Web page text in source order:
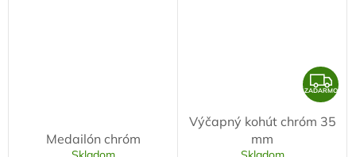
Medailón chróm
Z
A
D
ZADARMO
Výčapný kohút chróm 35
mm